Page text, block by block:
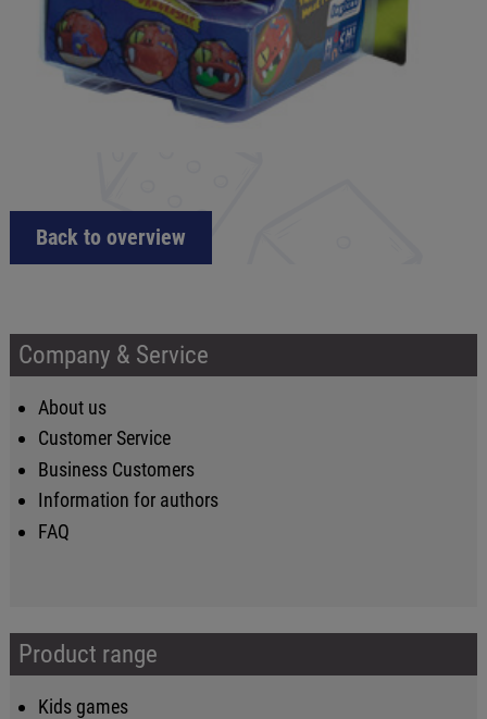
Back to overview
Company & Service
About us
Customer Service
Business Customers
Information for authors
FAQ
Product range
Kids games